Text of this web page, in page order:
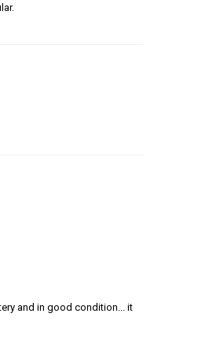
and in good condition... it